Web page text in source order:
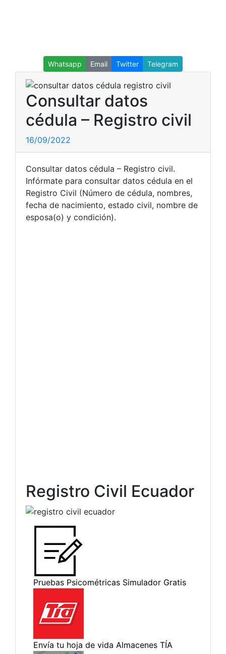
Whatsapp Email Twitter Telegram
Consultar datos
cédula – Registro civil
16/09/2022
Consultar datos cédula – Registro civil.
Infórmate para consultar datos cédula en el
Registro Civil (Número de cédula, nombres,
fecha de nacimiento, estado civil, nombre de
esposa(o) y condición).
Registro Civil Ecuador